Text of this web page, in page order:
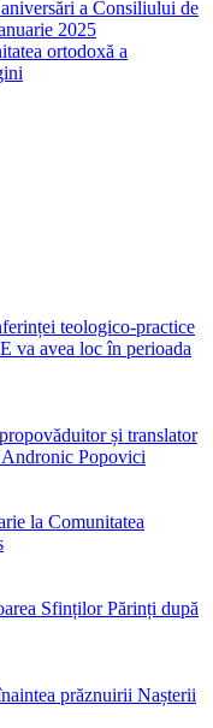
a Consiliului de
2025
ortodoxă a
teologico-practice
va avea loc în perioada
și translator
Popovici
la Comunitatea
Sfinților Părinți după
prăznuirii Nașterii